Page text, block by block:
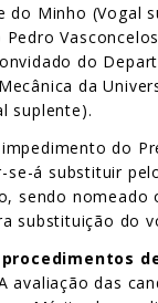
do Minho (Vogal
Pedro
do
da
suplente).
do
se-á substituir
sendo nomeado
substituição do
avaliação das